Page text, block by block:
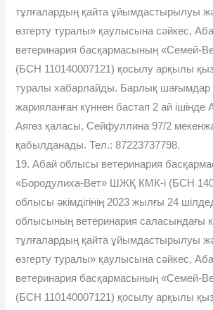
тұлғалардың қайта ұйымдастырылуы
өзгерту туралы» қаулысына сәйкес,
ветеринария басқармасының «Семей-
(БСН 110140007121) қосылу арқылы
туралы хабарлайды. Барлық
жарияланған күннен бастап 2 ай
Аягөз қаласы, Сейфуллина 97/2
қабылданады. Тел.: 87223737798.
19. Абай облысы ветеринария
«Бородулиха-Вет» ШЖҚ КМК-і (БСН
облысы әкімдігінің 2023 жылғы 24
облысының ветеринария саласындағы
тұлғалардың қайта ұйымдастырылуы
өзгерту туралы» қаулысына сәйкес,
ветеринария басқармасының «Семей-
(БСН 110140007121) қосылу арқылы